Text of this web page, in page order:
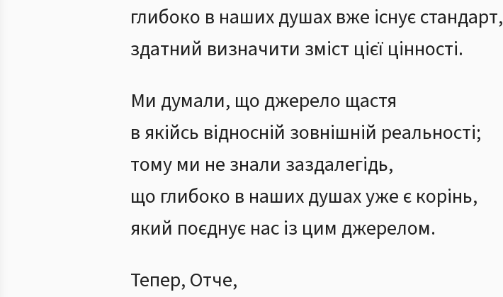
глибоко в наших душах вже існує стандарт,
здатний визначити зміст цієї цінності.
Ми думали, що джерело щастя
в якійсь відносній зовнішній реальності;
тому ми не знали заздалегідь,
що глибоко в наших душах уже є корінь,
який поєднує нас із цим джерелом.
Тепер, Отче,